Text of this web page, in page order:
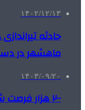
۱۴۰۲/۱۲/۱۳
حادثه
ماهشهر در
۱۴۰۳/۰۹/۲۰
۲۰۰ هزار